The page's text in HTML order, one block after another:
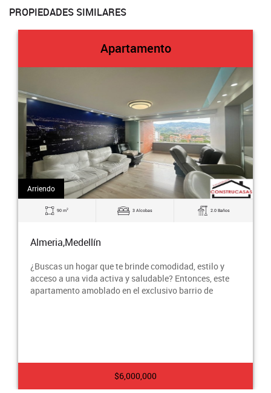
PROPIEDADES SIMILARES
Apartamento
Arriendo
90 m2 3 Alcobas 2.0 Baños
Almeria,Medellín
¿Buscas un hogar que te brinde comodidad, estilo y
acceso a una vida activa y saludable? Entonces, este
apartamento amoblado en el exclusivo barrio de
$6,000,000